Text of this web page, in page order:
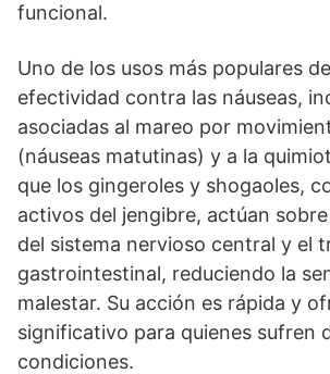
funcional.
Uno de los usos más populares
efectividad contra las náuseas,
asociadas al mareo por
(náuseas matutinas) y a la
que los gingeroles y shogaoles,
activos del jengibre, actúan
del sistema nervioso central y el
gastrointestinal, reduciendo la
malestar. Su acción es rápida y
significativo para quienes sufren
condiciones.